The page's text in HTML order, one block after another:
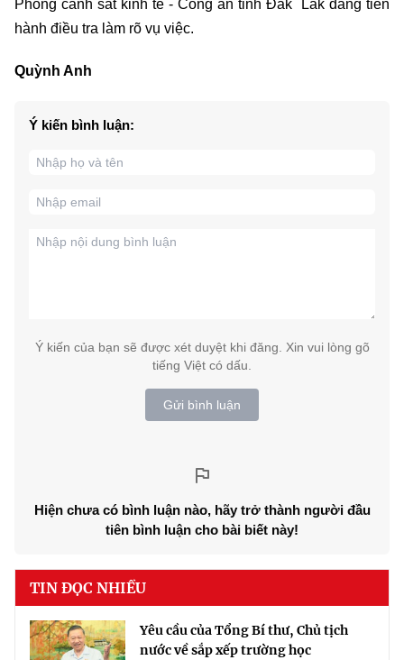
Phòng cảnh sát kinh tế - Công an tỉnh Đắk Lắk đang tiến
hành điều tra làm rõ vụ việc.
Quỳnh Anh
Ý kiến bình luận:
Ý kiến của bạn sẽ được xét duyệt khi đăng. Xin vui lòng gõ
tiếng Việt có dấu.
Gửi bình luận
Hiện chưa có bình luận nào, hãy trở thành người đầu
tiên bình luận cho bài biết này!
TIN ĐỌC NHIỀU
Yêu cầu của Tổng Bí thư, Chủ tịch
nước về sắp xếp trường học